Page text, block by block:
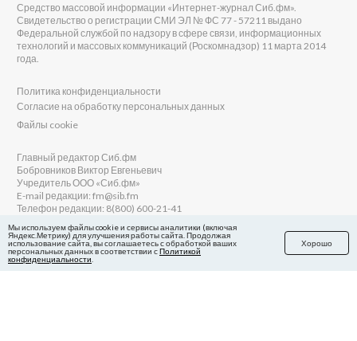
Средство массовой информации «Интернет-журнал Сиб.фм».
Свидетельство о регистрации СМИ ЭЛ № ФС 77 - 57211 выдано
Федеральной службой по надзору в сфере связи, информационных
технологий и массовых коммуникаций (Роскомнадзор) 11 марта 2014
года.
Политика конфиденциальности
Согласие на обработку персональных данных
Файлы cookie
Главный редактор Сиб.фм
Бобровников Виктор Евгеньевич
Учредитель ООО «Сиб.фм»
E-mail редакции: fm@sib.fm
Телефон редакции: 8(800) 600-21-41
Сайт разработан и поддерживается Технодзен
Мы используем файлы cookie и сервисы аналитики (включая
Яндекс.Метрику) для улучшения работы сайта. Продолжая
использование сайта, вы соглашаетесь с обработкой ваших
персональных данных в соответствии сПолитикой
конфиденциальности
Хорошо